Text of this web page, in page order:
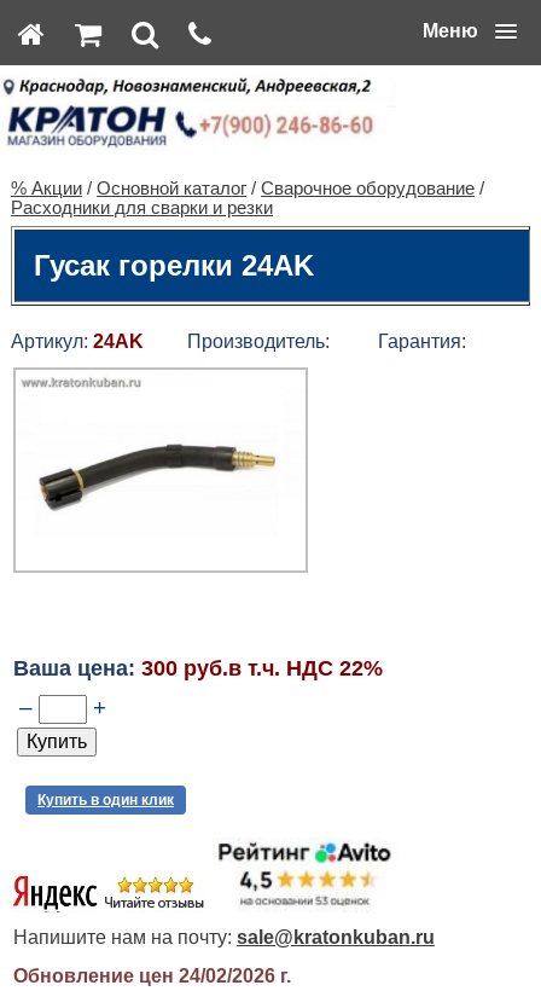
Меню
% Акции/ Основной каталог/ Сварочное оборудование/
Расходники для сварки и резки
Гусак горелки 24AK
Артикул: 24AK Производитель: Гарантия:
Ваша цена: 300 руб.в т.ч. НДС 22%
– +
Купить в один клик
Напишите нам на почту: sale@kratonkuban.ru
Обновление цен 24/02/2026г.